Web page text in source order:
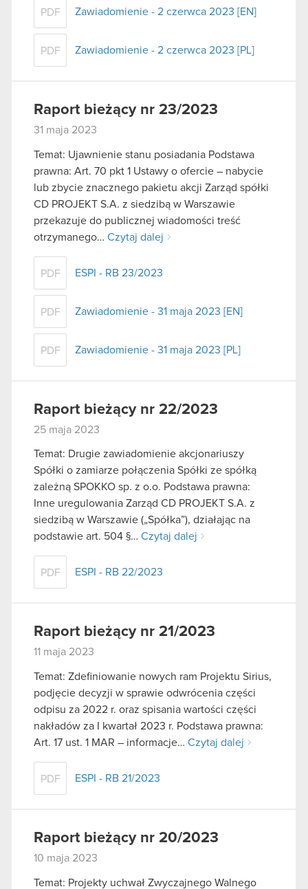
PDF Zawiadomienie - 2 czerwca 2023 [EN]
PDF Zawiadomienie - 2 czerwca 2023 [PL]
Raport bieżący nr 23/2023
31 maja 2023
Temat: Ujawnienie stanu posiadania Podstawa
prawna: Art. 70 pkt 1 Ustawy o ofercie – nabycie
lub zbycie znacznego pakietu akcji Zarząd spółki
CD PROJEKT S.A. z siedzibą w Warszawie
przekazuje do publicznej wiadomości treść
otrzymanego… Czytaj dalej
PDF ESPI - RB 23/2023
PDF Zawiadomienie - 31 maja 2023 [EN]
PDF Zawiadomienie - 31 maja 2023 [PL]
Raport bieżący nr 22/2023
25 maja 2023
Temat: Drugie zawiadomienie akcjonariuszy
Spółki o zamiarze połączenia Spółki ze spółką
zależną SPOKKO sp. z o.o. Podstawa prawna:
Inne uregulowania Zarząd CD PROJEKT S.A. z
siedzibą w Warszawie („Spółka”), działając na
podstawie art. 504 §… Czytaj dalej
PDF ESPI - RB 22/2023
Raport bieżący nr 21/2023
11 maja 2023
Temat: Zdefiniowanie nowych ram Projektu Sirius,
podjęcie decyzji w sprawie odwrócenia części
odpisu za 2022 r. oraz spisania wartości części
nakładów za I kwartał 2023 r. Podstawa prawna:
Art. 17 ust. 1 MAR – informacje… Czytaj dalej
PDF ESPI - RB 21/2023
Raport bieżący nr 20/2023
10 maja 2023
Temat: Projekty uchwał Zwyczajnego Walnego